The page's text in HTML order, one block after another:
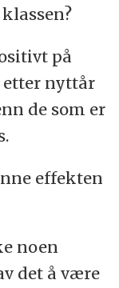
på
etter nyttår
de som er
effekten
noen
det å være